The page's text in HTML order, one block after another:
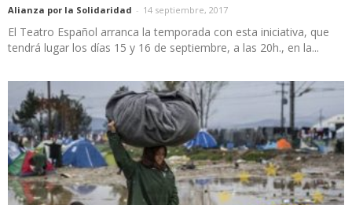
Alianza por la Solidaridad - 14 septiembre, 2017
El Teatro Español arranca la temporada con esta iniciativa, que
tendrá lugar los días 15 y 16 de septiembre, a las 20h., en la...